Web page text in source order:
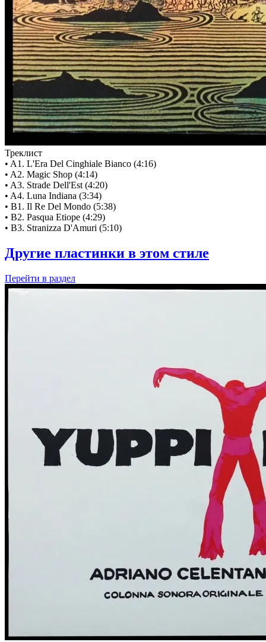
Треклист
• A1. L'Era Del Cinghiale Bianco (4:16)
• A2. Magic Shop (4:14)
• A3. Strade Dell'Est (4:20)
• A4. Luna Indiana (3:34)
• B1. Il Re Del Mondo (5:38)
• B2. Pasqua Etiope (4:29)
• B3. Stranizza D'Amuri (5:10)
Другие пластинки в этом стиле
Перейти в раздел